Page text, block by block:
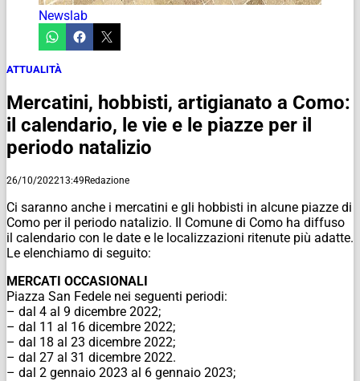
Newslab
ATTUALITÀ
Mercatini, hobbisti, artigianato a Como:
il calendario, le vie e le piazze per il
periodo natalizio
26/10/202213:49Redazione
Ci saranno anche i mercatini e gli hobbisti in alcune piazze di
Como per il periodo natalizio. Il Comune di Como ha diffuso
il calendario con le date e le localizzazioni ritenute più adatte.
Le elenchiamo di seguito:
MERCATI OCCASIONALI
Piazza San Fedele nei seguenti periodi:
– dal 4 al 9 dicembre 2022;
– dal 11 al 16 dicembre 2022;
– dal 18 al 23 dicembre 2022;
– dal 27 al 31 dicembre 2022.
– dal 2 gennaio 2023 al 6 gennaio 2023;